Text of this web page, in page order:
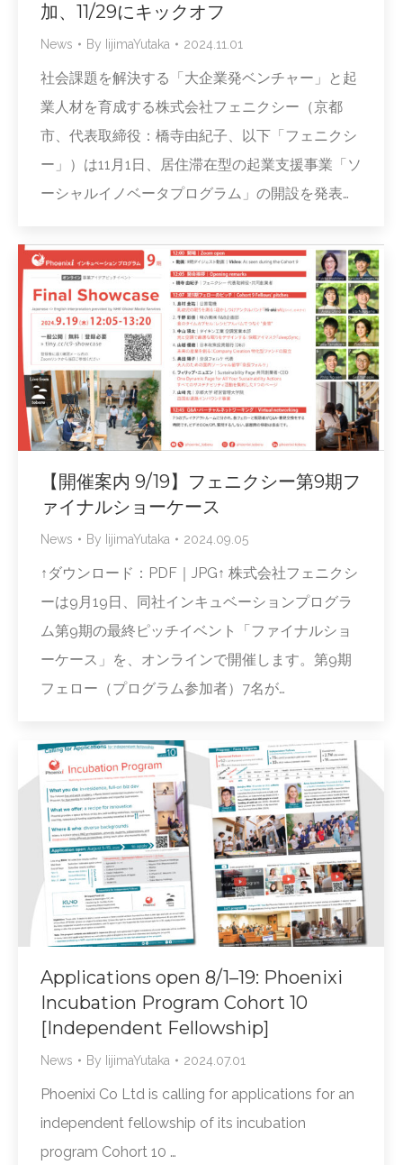
加、11/29にキックオフ
News By IijimaYutaka 2024.11.01
社会課題を解決する「大企業発ベンチャー」と起
業人材を育成する株式会社フェニクシー（京都
市、代表取締役：橋寺由紀子、以下「フェニクシ
ー」）は11月1日、居住滞在型の起業支援事業「ソ
ーシャルイノベータプログラム」の開設を発表…
【開催案内 9/19】フェニクシー第9期フ
ァイナルショーケース
News By IijimaYutaka 2024.09.05
↑ダウンロード：PDF｜JPG↑ 株式会社フェニクシ
ーは9月19日、同社インキュベーションプログラ
ム第9期の最終ピッチイベント「ファイナルショ
ーケース」を、オンラインで開催します。第9期
フェロー（プログラム参加者）7名が…
Applications open 8/1–19: Phoenixi
Incubation Program Cohort 10
[Independent Fellowship]
News By IijimaYutaka 2024.07.01
Phoenixi Co Ltd is calling for applications for an
independent fellowship of its incubation
program Cohort 10 …